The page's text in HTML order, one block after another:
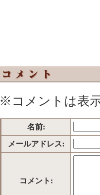
※コメントは表
名前:
メールアドレス:
コメント: